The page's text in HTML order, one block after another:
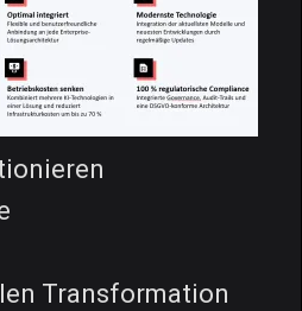
Transformation